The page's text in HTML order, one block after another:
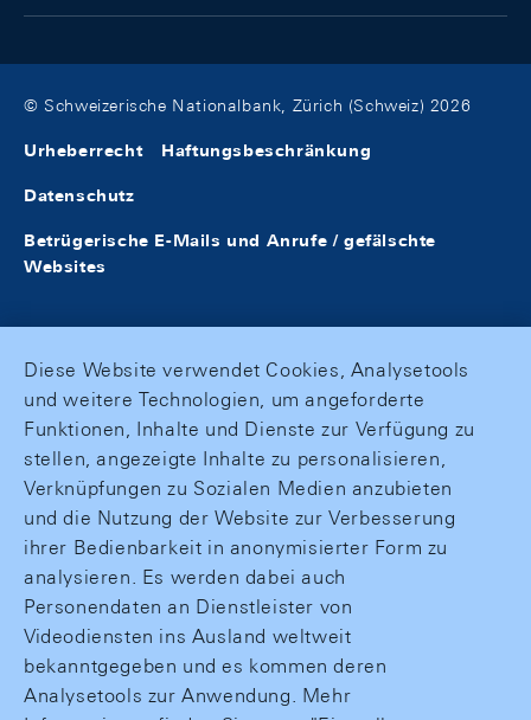
© Schweizerische Nationalbank, Zürich (Schweiz) 2026
Urheberrecht Haftungsbeschränkung
Datenschutz
Betrügerische E-Mails und Anrufe / gefälschte
Websites
Diese Website verwendet Cookies, Analysetools
und weitere Technologien, um angeforderte
Funktionen, Inhalte und Dienste zur Verfügung zu
stellen, angezeigte Inhalte zu personalisieren,
Verknüpfungen zu Sozialen Medien anzubieten
und die Nutzung der Website zur Verbesserung
ihrer Bedienbarkeit in anonymisierter Form zu
analysieren. Es werden dabei auch
Personendaten an Dienstleister von
Videodiensten ins Ausland weltweit
bekanntgegeben und es kommen deren
Analysetools zur Anwendung. Mehr